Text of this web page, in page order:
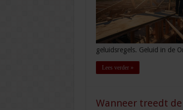
geluidsregels. Geluid in de
Lees verder »
Wanneer treedt